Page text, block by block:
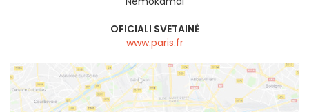
OFICIALI SVETAINĖ
www.paris.fr